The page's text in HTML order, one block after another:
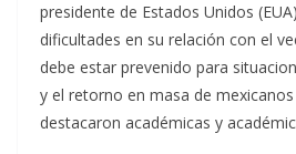
presidente de Estados Unidos
dificultades en su relación con el
debe estar prevenido para
y el retorno en masa de
destacaron académicas y